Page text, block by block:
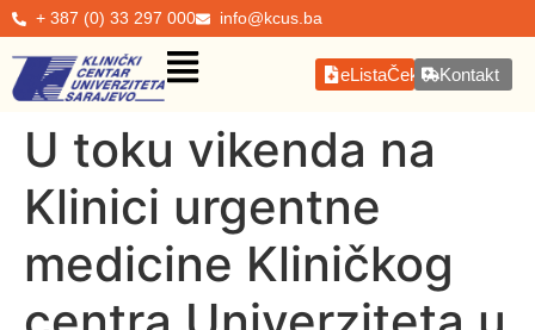
+ 387 (0) 33 297 000 info@kcus.ba
eListaČekanjaKontakt
U toku vikenda na
Klinici urgentne
medicine Kliničkog